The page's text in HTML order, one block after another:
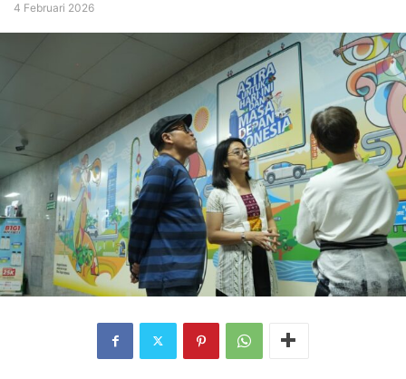
4 Februari 2026